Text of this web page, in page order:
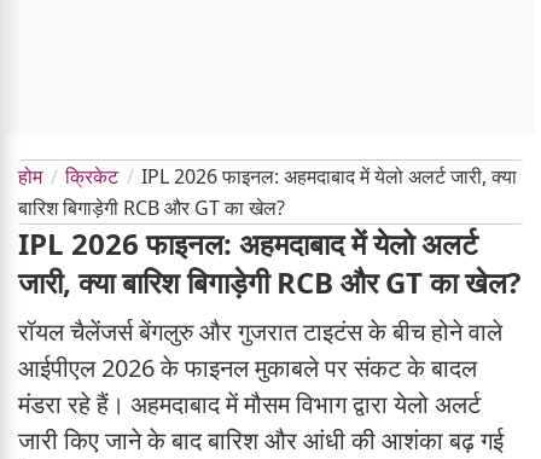
होम क्रिकेट
IPL 2026 फाइनल: अहमदाबाद में येलो अलर्ट जारी, क्या
बारिश बिगाड़ेगी RCB और GT का खेल?
IPL 2026 फाइनल: अहमदाबाद में येलो अलर्ट
जारी, क्या बारिश बिगाड़ेगी RCB और GT का खेल?
रॉयल चैलेंजर्स बेंगलुरु और गुजरात टाइटंस के बीच होने वाले
आईपीएल 2026 के फाइनल मुकाबले पर संकट के बादल
मंडरा रहे हैं। अहमदाबाद में मौसम विभाग द्वारा येलो अलर्ट
जारी किए जाने के बाद बारिश और आंधी की आशंका बढ़ गई